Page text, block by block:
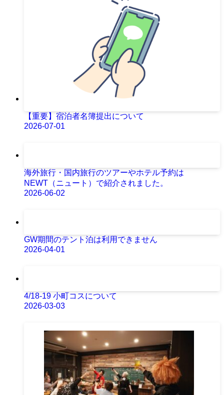
【重要】宿泊者名簿提出について
2026-07-01
海外旅行・国内旅行のツアーやホテル予約は
NEWT（ニュート）で紹介されました。
2026-06-02
GW期間のテント泊は利用できません
2026-04-01
4/18-19 小町コスについて
2026-03-03